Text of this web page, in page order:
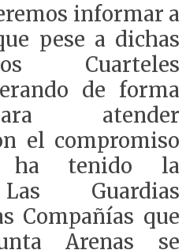
informar a
pese a dichas
Cuarteles
de forma
atender
el compromiso
ha tenido la
Guardias
Compañías que
Arenas se